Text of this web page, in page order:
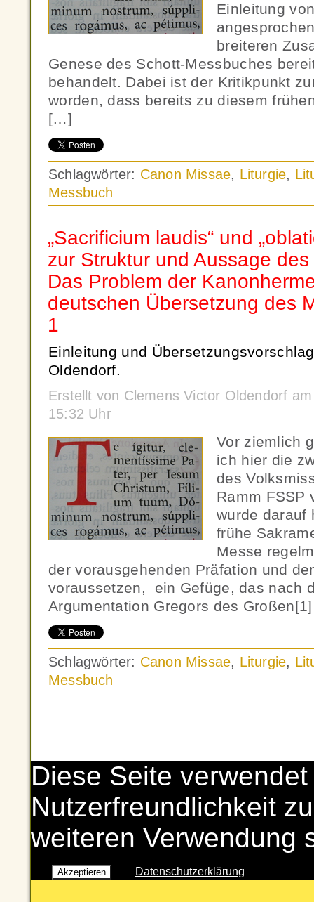
Einleitung
breiteren
Genese des Schott-Messbuches
behandelt. Dabei ist der Kritikpunkt
worden, dass bereits zu diesem
[…]
Schlagwörter: Canon Missae, Liturgie,
Messbuch
„Sacrificium laudis“ und
zur Struktur und Aussage
Das Problem der
deutschen Übersetzung des
1
Einleitung und
Oldendorf.
Erstellt von Clemens Victor Oldendorf
15:32 Uhr
Vor ziemlich
ich hier die
des
Ramm FSSP
wurde darauf
frühe
Messe
der vorausgehenden Präfation und
voraussetzen, ein Gefüge, das nach
Argumentation Gregors des
Schlagwörter: Canon Missae, Liturgie,
Messbuch
Diese Seite
Nutzerfreundlichkeit
weiteren Verwendung
Akzeptieren Datenschutzerklärung